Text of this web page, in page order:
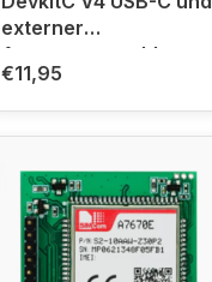
externer
Antennenanschluss
(ipex)
€11,95